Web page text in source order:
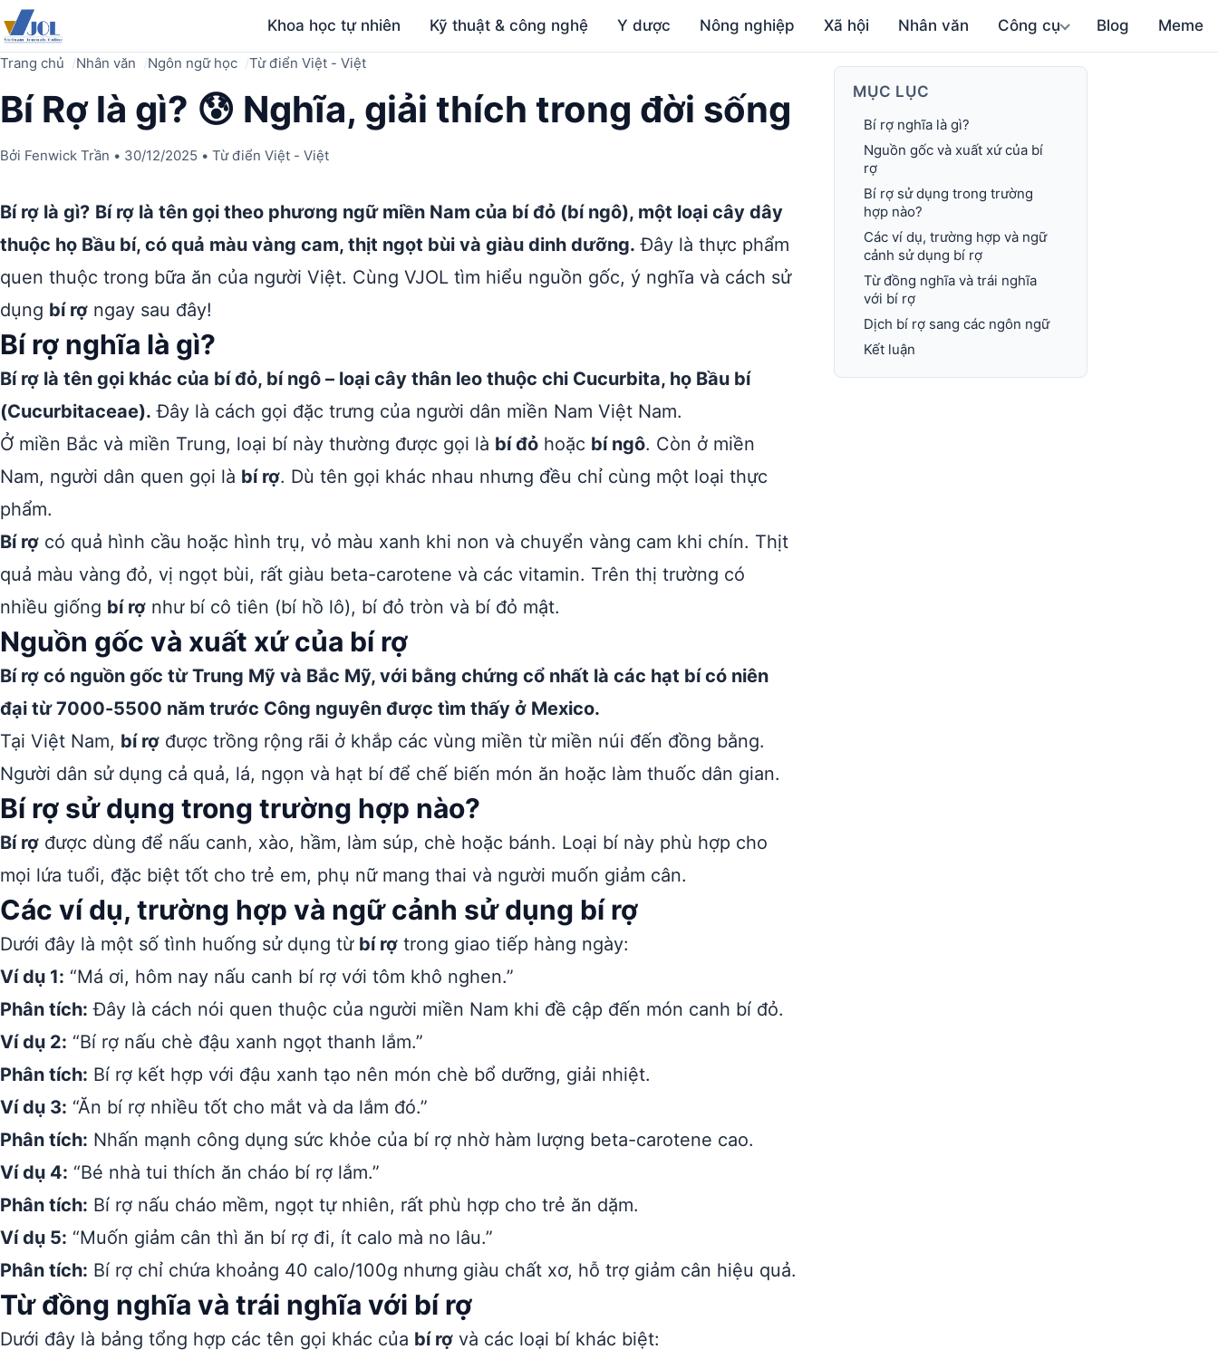
Khoa học tự nhiên Kỹ thuật & công nghệ Y dược Nông nghiệp Xã hội Nhân văn Công cụ Blog Meme
Trang chủ Nhân văn Ngôn ngữ học Từ điển Việt - Việt
Bí Rợ là gì? 😰 Nghĩa, giải thích trong đời sống
Bởi Fenwick Trần • 30/12/2025 • Từ điển Việt - Việt
Bí rợ là gì? Bí rợ là tên gọi theo phương ngữ miền Nam của bí đỏ (bí ngô), một loại cây dây
thuộc họ Bầu bí, có quả màu vàng cam, thịt ngọt bùi và giàu dinh dưỡng. Đây là thực phẩm
quen thuộc trong bữa ăn của người Việt. Cùng VJOL tìm hiểu nguồn gốc, ý nghĩa và cách sử
dụng bí rợ ngay sau đây!
Bí rợ nghĩa là gì?
Bí rợ là tên gọi khác của bí đỏ, bí ngô – loại cây thân leo thuộc chi Cucurbita, họ Bầu bí
(Cucurbitaceae). Đây là cách gọi đặc trưng của người dân miền Nam Việt Nam.
Ở miền Bắc và miền Trung, loại bí này thường được gọi là bí đỏ hoặc bí ngô. Còn ở miền
Nam, người dân quen gọi là bí rợ. Dù tên gọi khác nhau nhưng đều chỉ cùng một loại thực
phẩm.
Bí rợ có quả hình cầu hoặc hình trụ, vỏ màu xanh khi non và chuyển vàng cam khi chín. Thịt
quả màu vàng đỏ, vị ngọt bùi, rất giàu beta-carotene và các vitamin. Trên thị trường có
nhiều giống bí rợ như bí cô tiên (bí hồ lô), bí đỏ tròn và bí đỏ mật.
Nguồn gốc và xuất xứ của bí rợ
Bí rợ có nguồn gốc từ Trung Mỹ và Bắc Mỹ, với bằng chứng cổ nhất là các hạt bí có niên
đại từ 7000-5500 năm trước Công nguyên được tìm thấy ở Mexico.
Tại Việt Nam, bí rợ được trồng rộng rãi ở khắp các vùng miền từ miền núi đến đồng bằng.
Người dân sử dụng cả quả, lá, ngọn và hạt bí để chế biến món ăn hoặc làm thuốc dân gian.
Bí rợ sử dụng trong trường hợp nào?
Bí rợ được dùng để nấu canh, xào, hầm, làm súp, chè hoặc bánh. Loại bí này phù hợp cho
mọi lứa tuổi, đặc biệt tốt cho trẻ em, phụ nữ mang thai và người muốn giảm cân.
Các ví dụ, trường hợp và ngữ cảnh sử dụng bí rợ
Dưới đây là một số tình huống sử dụng từ bí rợ trong giao tiếp hàng ngày:
Ví dụ 1: “Má ơi, hôm nay nấu canh bí rợ với tôm khô nghen.”
Phân tích: Đây là cách nói quen thuộc của người miền Nam khi đề cập đến món canh bí đỏ.
Ví dụ 2: “Bí rợ nấu chè đậu xanh ngọt thanh lắm.”
Phân tích: Bí rợ kết hợp với đậu xanh tạo nên món chè bổ dưỡng, giải nhiệt.
Ví dụ 3: “Ăn bí rợ nhiều tốt cho mắt và da lắm đó.”
Phân tích: Nhấn mạnh công dụng sức khỏe của bí rợ nhờ hàm lượng beta-carotene cao.
Ví dụ 4: “Bé nhà tui thích ăn cháo bí rợ lắm.”
Phân tích: Bí rợ nấu cháo mềm, ngọt tự nhiên, rất phù hợp cho trẻ ăn dặm.
Ví dụ 5: “Muốn giảm cân thì ăn bí rợ đi, ít calo mà no lâu.”
Phân tích: Bí rợ chỉ chứa khoảng 40 calo/100g nhưng giàu chất xơ, hỗ trợ giảm cân hiệu quả.
Từ đồng nghĩa và trái nghĩa với bí rợ
Dưới đây là bảng tổng hợp các tên gọi khác của bí rợ và các loại bí khác biệt:
MỤC LỤC
Bí rợ nghĩa là gì?
Nguồn gốc và xuất xứ của bí
rợ
Bí rợ sử dụng trong trường
hợp nào?
Các ví dụ, trường hợp và ngữ
cảnh sử dụng bí rợ
Từ đồng nghĩa và trái nghĩa
với bí rợ
Dịch bí rợ sang các ngôn ngữ
Kết luận